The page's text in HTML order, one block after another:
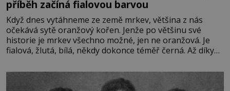
příběh začíná fialovou barvou
Když dnes vytáhneme ze země mrkev, většina z nás
očekává sytě oranžový kořen. Jenže po většinu své
historie je mrkev všechno možné, jen ne oranžová. Je
fialová, žlutá, bílá, někdy dokonce téměř černá. Až díky
bez které si českou zahradu ani nedokážeme představit.